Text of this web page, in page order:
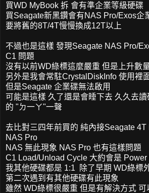
買WD MyBook 拆 會有準企業等級硬碟
買Seagate新黑鑽會有NAS Pro/Exos企
要將舊的8T/4T慢慢換成12T以上
不過也是這樣 發現Seagate NAS Pro/
C1 問題
沒有以前WD綠標這麼嚴重 但是上升數
另外是我會常駐CrystalDiskInfo 使用裡
但是Seagate 企業碟無法啟用
可能是這樣 久了還是會睡下去 久久去
的 "ㄉ一ㄚ"一聲
去比對三四年前買的 純內接Seagate
NAS Pro
NAS 無此現象 NAS Pro 也有這樣問題
C1 Load/Unload Cycle 大約會是
我其他硬碟都是 1:1 除了早期 WD綠標
第二次遇到有其他硬碟有此現象
雖然 WD綠標很嚴重 但是有解決方式